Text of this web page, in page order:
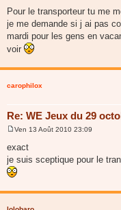
e
Pour le transporteur tu me
je me demande si j ai pas
mardi pour les gens en
voir
carophilox
Re: WE Jeux du 29
s
s
a
g
Ven 13 Août 2010 23:09
exact
je suis sceptique pour le